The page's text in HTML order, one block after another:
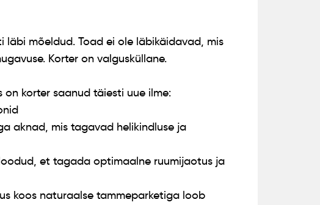
läbi mõeldud. Toad ei ole läbikäidavad, mis
Korter on valgusküllane.
on korter saanud täiesti uue ilme:
aknad, mis tagavad helikindluse ja
et tagada optimaalne ruumijaotus ja
koos naturaalse tammeparketiga loob